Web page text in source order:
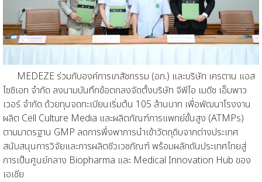
MEDEZE ร่วมกับองค์การเภสัชกรรม (อภ.) และบริษัท เครตาน แอส
โซซิเอท จำกัด ลงนามบันทึกข้อตกลงจัดตั้งบริษัท จีพีโอ เมดีซ เอ็มพาว
เวอร์ จำกัด ด้วยทุนจดทะเบียนเริ่มต้น 105 ล้านบาท เพื่อพัฒนาโรงงาน
ผลิต Cell Culture Media และผลิตภัณฑ์การแพทย์ขั้นสูง (ATMPs)
ตามมาตรฐาน GMP ลดการพึ่งพาการนำเข้าวัตถุดิบจากต่างประเทศ
สนับสนุนการวิจัยและการผลิตชีวเวชภัณฑ์ พร้อมผลักดันประเทศไทยสู่
การเป็นศูนย์กลาง Biopharma และ Medical Innovation Hub ของ
เอเชีย